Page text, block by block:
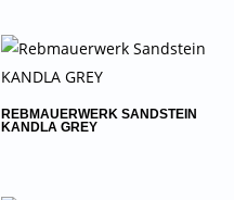
REBMAUERWERK SANDSTEIN
KANDLA GREY